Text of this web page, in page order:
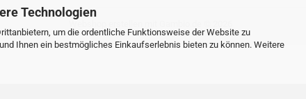
Technologien
um die ordentliche Funktionsweise der Website zu
Ihnen ein bestmögliches Einkaufserlebnis bieten zu können. Weitere